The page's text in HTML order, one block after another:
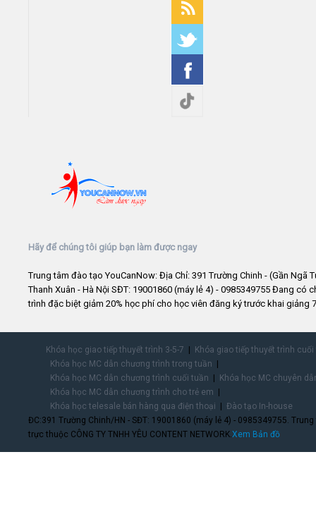
Hãy để chúng tôi giúp bạn làm được ngay
Trung tâm đào tạo YouCanNow: Địa Chỉ: 391 Trường Chinh - (Gần Ngã
Thanh Xuân - Hà Nội SĐT: 19001860 (máy lẻ 4) - 0985349755 Đang có
trình đặc biệt giảm 20% học phí cho học viên đăng ký trước khai giảng
Khóa học giao tiếp thuyết trình 3-5-7
Khóa giao tiếp thuyết trình
Khóa học MC dẫn chương trình trong tuần
Khóa học MC dẫn chương trình cuối tuần
Khóa học MC chuyên
Khóa học MC dẫn chương trình cho trẻ em
Khóa học telesale bán hàng qua điện thoại
Đào tạo In-house
ĐC:391 Trường Chinh/HN - SĐT: 19001860 (máy lẻ 4) - 0985349755.
trực thuộc CÔNG TY TNHH YÊU CONTENT NETWORK.Xem Bản đồ